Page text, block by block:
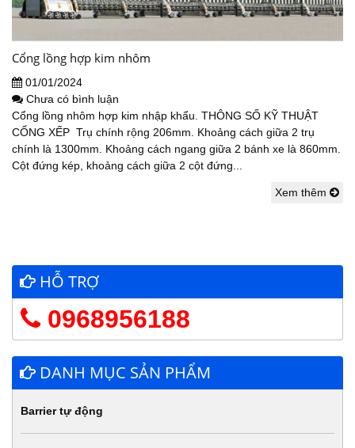
Cổng lồng hợp kim nhôm
01/01/2024
Chưa có bình luận
Cổng lồng nhôm hợp kim nhập khẩu. THÔNG SỐ KỸ THUẬT
CỔNG XẾP Trụ chính rộng 206mm. Khoảng cách giữa 2 trụ
chính là 1300mm. Khoảng cách ngang giữa 2 bánh xe là 860mm.
Cột đứng kép, khoảng cách giữa 2 cột đứng...
Xem thêm
HỖ TRỢ
0968956188
DANH MỤC SẢN PHẨM
Barrier tự động